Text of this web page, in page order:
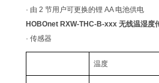
· 由 2 节用户可更换的锂 AA 电池供电
HOBOnet RXW-THC-B-xxx 无线温湿度
· 传感器
温度